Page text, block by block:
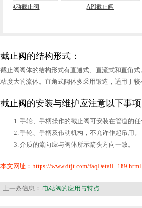
截止阀的结构形式：
截止阀阀体的结构形式有直通式、直流式和直角
粘度大的流体。直角式阀体多采用锻造，适用于较
截止阀的安装与维护应注意以下事项
手轮、手柄操作的截止阀可安装在管道的任
手轮、手柄及伟动机构，不允许作起吊用。
介质的流向应与阀体所示箭头方向一致。
本文网址： https://www.dtjt.com/faqDetail_189.html
上一条信息： 电站阀的应用与特点